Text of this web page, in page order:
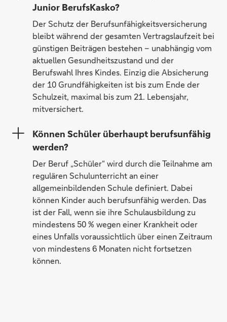
Junior BerufsKasko?
Der Schutz der Berufsunfähigkeitsversicherung
bleibt während der gesamten Vertragslaufzeit bei
günstigen Beiträgen bestehen – unabhängig vom
aktuellen Gesundheitszustand und der
Berufswahl Ihres Kindes. Einzig die Absicherung
der 10 Grundfähigkeiten ist bis zum Ende der
Schulzeit, maximal bis zum 21. Lebensjahr,
mitversichert.
Können Schüler überhaupt berufsunfähig
werden?
Der Beruf „Schüler“ wird durch die Teilnahme am
regulären Schulunterricht an einer
allgemeinbildenden Schule definiert. Dabei
können Kinder auch berufsunfähig werden. Das
ist der Fall, wenn sie ihre Schulausbildung zu
mindestens 50 % wegen einer Krankheit oder
eines Unfalls voraussichtlich über einen Zeitraum
von mindestens 6 Monaten nicht fortsetzen
können.